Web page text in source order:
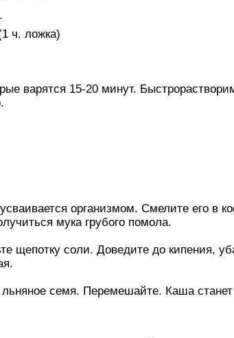
ч. ложка)
варятся 15-20 минут.
организмом. Смелите его в
мука грубого помола.
щепотку соли. Доведите до кипения,
семя. Перемешайте. Каша